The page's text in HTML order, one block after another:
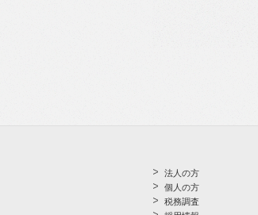
法人の方
個人の方
税務調査